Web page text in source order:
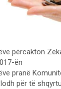
përcakton
ën
pranë
për të